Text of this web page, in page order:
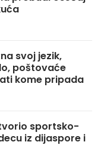
svoj jezik,
poštovaće
kome pripada
sportsko-
iz dijaspore i